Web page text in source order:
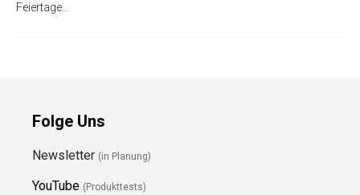
Feiertage…
Folge Uns
Newsletter (in Planung)
YouTube (Produkttests)